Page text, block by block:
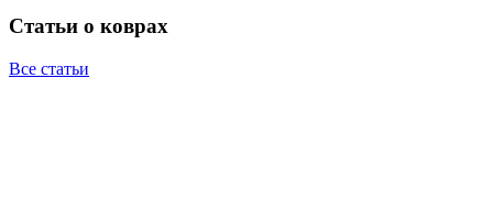
Статьи о коврах
Все статьи